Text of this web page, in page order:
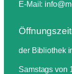
E-Mail:
der Bibliothek
Samstags von